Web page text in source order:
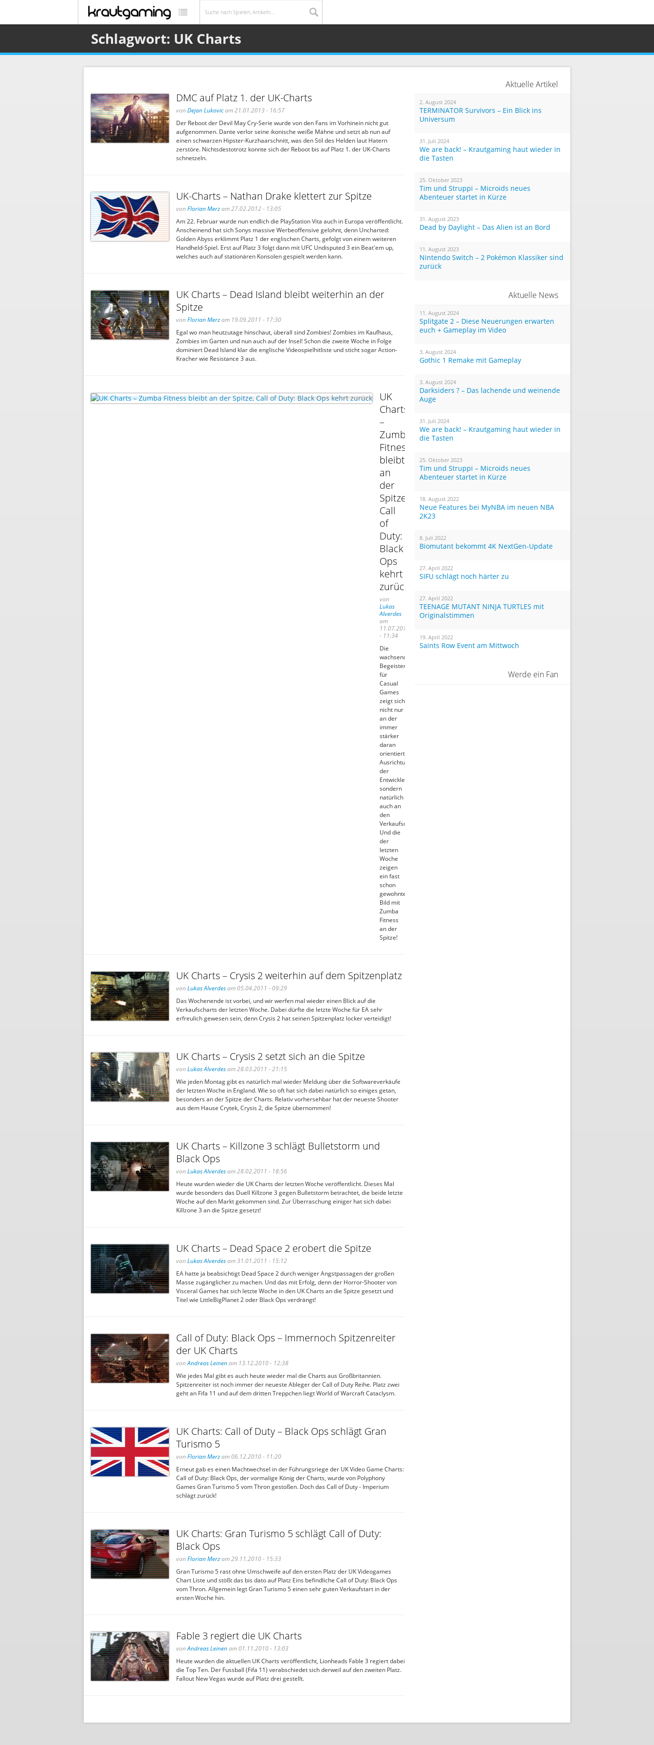
Schlagwort: UK Charts
DMC auf Platz 1. der UK-Charts
von Dejan Lukovicam 21.01.2013 - 16:57
Der Reboot der Devil May Cry-Serie wurde von den Fans im Vorhinein nicht gut
aufgenommen. Dante verlor seine ikonische weiße Mähne und setzt ab nun auf
einen schwarzen Hipster-Kurzhaarschnitt, was den Stil des Helden laut Hatern
zerstöre. Nichtsdestotrotz konnte sich der Reboot bis auf Platz 1. der UK-Charts
schnetzeln.
UK-Charts – Nathan Drake klettert zur Spitze
von Florian Merzam 27.02.2012 - 13:05
Am 22. Februar wurde nun endlich die PlayStation Vita auch in Europa veröffentlicht.
Anscheinend hat sich Sonys massive Werbeoffensive gelohnt, denn Uncharted:
Golden Abyss erklimmt Platz 1 der englischen Charts, gefolgt von einem weiteren
Handheld-Spiel. Erst auf Platz 3 folgt dann mit UFC Undisputed 3 ein Beat'em up,
welches auch auf stationären Konsolen gespielt werden kann.
UK Charts – Dead Island bleibt weiterhin an der
Spitze
von Florian Merzam 19.09.2011 - 17:30
Egal wo man heutzutage hinschaut, überall sind Zombies! Zombies im Kaufhaus,
Zombies im Garten und nun auch auf der Insel! Schon die zweite Woche in Folge
dominiert Dead Island klar die englische Videospielhitliste und sticht sogar Action-
Kracher wie Resistance 3 aus.
UK
Charts
–
Zumba
Fitness
bleibt
an
der
Spitze,
Call
of
Duty:
Black
Ops
kehrt
zurück
von
Lukas
Alverdes
am
11.07.2011
- 11:34
Die
wachsende
Begeisterung
für
Casual
Games
zeigt sich
nicht nur
an der
immer
stärker
daran
orientierten
Ausrichtung
der
Entwickler,
sondern
natürlich
auch an
den
Verkaufscharts.
Und die
der
letzten
Woche
zeigen
ein fast
schon
gewohntes
Bild mit
Zumba
Fitness
an der
Spitze!
UK Charts – Crysis 2 weiterhin auf dem Spitzenplatz
von Lukas Alverdesam 05.04.2011 - 09:29
Das Wochenende ist vorbei, und wir werfen mal wieder einen Blick auf die
Verkaufscharts der letzten Woche. Dabei dürfte die letzte Woche für EA sehr
erfreulich gewesen sein, denn Crysis 2 hat seinen Spitzenplatz locker verteidigt!
UK Charts – Crysis 2 setzt sich an die Spitze
von Lukas Alverdesam 28.03.2011 - 21:15
Wie jeden Montag gibt es natürlich mal wieder Meldung über die Softwareverkäufe
der letzten Woche in England. Wie so oft hat sich dabei natürlich so einiges getan,
besonders an der Spitze der Charts. Relativ vorhersehbar hat der neueste Shooter
aus dem Hause Crytek, Crysis 2, die Spitze übernommen!
UK Charts – Killzone 3 schlägt Bulletstorm und
Black Ops
von Lukas Alverdesam 28.02.2011 - 18:56
Heute wurden wieder die UK Charts der letzten Woche veröffentlicht. Dieses Mal
wurde besonders das Duell Killzone 3 gegen Bulletstorm betrachtet, die beide letzte
Woche auf den Markt gekommen sind. Zur Überraschung einiger hat sich dabei
Killzone 3 an die Spitze gesetzt!
UK Charts – Dead Space 2 erobert die Spitze
von Lukas Alverdesam 31.01.2011 - 15:12
EA hatte ja beabsichtigt Dead Space 2 durch weniger Angstpassagen der großen
Masse zugänglicher zu machen. Und das mit Erfolg, denn der Horror-Shooter von
Visceral Games hat sich letzte Woche in den UK Charts an die Spitze gesetzt und
Titel wie LittleBigPlanet 2 oder Black Ops verdrängt!
Call of Duty: Black Ops – Immernoch Spitzenreiter
der UK Charts
vonAndreas Leinenam 13.12.2010 - 12:38
Wie jedes Mal gibt es auch heute wieder mal die Charts aus Großbritannien.
Spitzenreiter ist noch immer der neueste Ableger der Call of Duty Reihe. Platz zwei
geht an Fifa 11 und auf dem dritten Treppchen liegt World of Warcraft Cataclysm.
UK Charts: Call of Duty – Black Ops schlägt Gran
Turismo 5
von Florian Merzam 06.12.2010 - 11:20
Erneut gab es einen Machtwechsel in der Führungsriege der UK Video Game Charts:
Call of Duty: Black Ops, der vormalige König der Charts, wurde von Polyphony
Games Gran Turismo 5 vom Thron gestoßen. Doch das Call of Duty - Imperium
schlägt zurück!
UK Charts: Gran Turismo 5 schlägt Call of Duty:
Black Ops
von Florian Merzam 29.11.2010 - 15:33
Gran Turismo 5 rast ohne Umschweife auf den ersten Platz der UK Videogames
Chart Liste und stößt das bis dato auf Platz Eins befindliche Call of Duty: Black Ops
vom Thron. Allgemein legt Gran Turismo 5 einen sehr guten Verkaufstart in der
ersten Woche hin.
Fable 3 regiert die UK Charts
vonAndreas Leinenam 01.11.2010 - 13:03
Heute wurden die aktuellen UK Charts veröffentlicht, Lionheads Fable 3 regiert dabei
die Top Ten. Der Fussball (Fifa 11) verabschiedet sich derweil auf den zweiten Platz.
Fallout New Vegas wurde auf Platz drei gestellt.
Aktuelle Artikel
2. August 2024
TERMINATOR Survivors – Ein Blick ins
Universum
31. Juli 2024
We are back! – Krautgaming haut wieder in
die Tasten
25. Oktober 2023
Tim und Struppi – Microids neues
Abenteuer startet in Kürze
31. August 2023
Dead by Daylight – Das Alien ist an Bord
11. August 2023
Nintendo Switch – 2 Pokémon Klassiker sind
zurück
Aktuelle News
11. August 2024
Splitgate 2 – Diese Neuerungen erwarten
euch + Gameplay im Video
3. August 2024
Gothic 1 Remake mit Gameplay
3. August 2024
Darksiders ? – Das lachende und weinende
Auge
31. Juli 2024
We are back! – Krautgaming haut wieder in
die Tasten
25. Oktober 2023
Tim und Struppi – Microids neues
Abenteuer startet in Kürze
18. August 2022
Neue Features bei MyNBA im neuen NBA
2K23
8. Juli 2022
Biomutant bekommt 4K NextGen-Update
27. April 2022
SIFU schlägt noch härter zu
27. April 2022
TEENAGE MUTANT NINJA TURTLES mit
Originalstimmen
19. April 2022
Saints Row Event am Mittwoch
Werde ein Fan